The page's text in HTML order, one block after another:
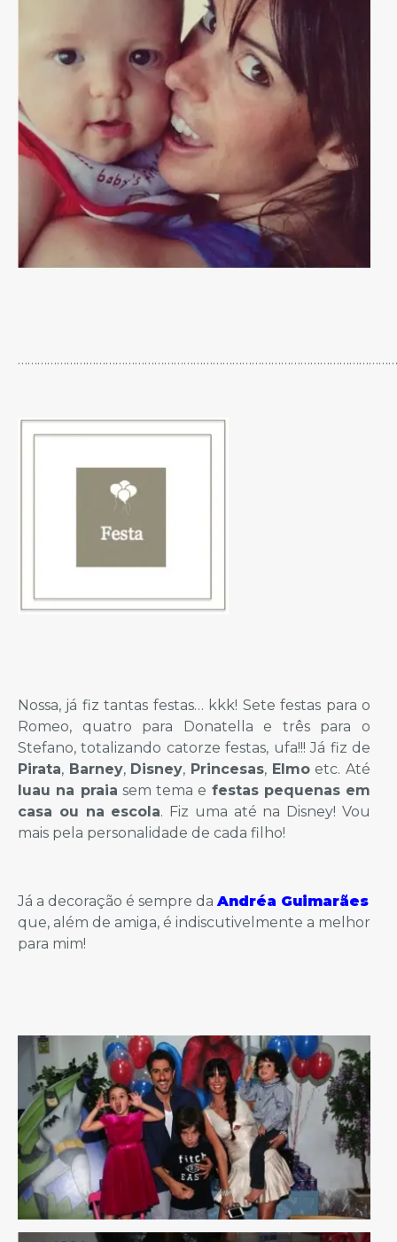
Nossa, já fiz tantas festas… kkk! Sete festas para o
Romeo, quatro para Donatella e três para o
Stefano, totalizando catorze festas, ufa!!! Já fiz de
Pirata, Barney, Disney, Princesas, Elmoetc. Até
luau na praia sem tema e festas pequenas em
casa ou na escola. Fiz uma até na Disney! Vou
mais pela personalidade de cada filho!
Já a decoração é sempre da Andréa Guimarães
que, além de amiga, é indiscutivelmente a melhor
para mim!